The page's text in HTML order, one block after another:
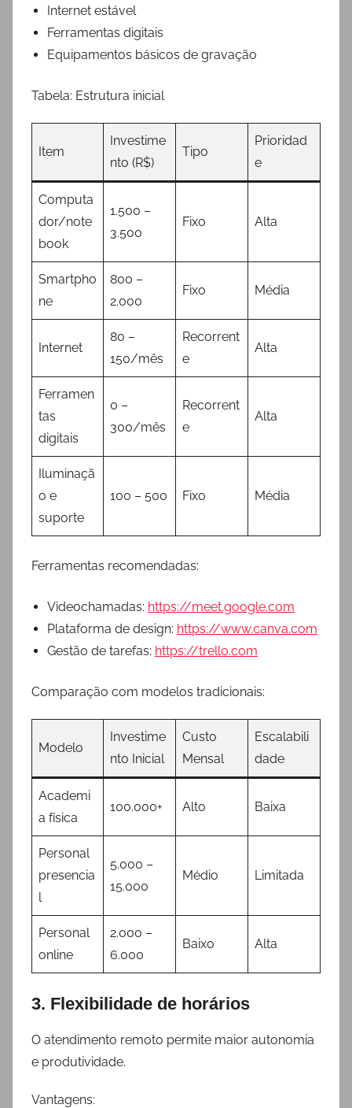
Internet estável
Ferramentas digitais
Equipamentos básicos de gravação
Tabela: Estrutura inicial
Item
Investime
nto (R$)
Tipo
Prioridad
e
Computa
dor/note
book
1.500 –
3.500
Fixo Alta
Smartpho
ne
800 –
2.000
Fixo Média
Internet
80 –
150/mês
Recorrent
e
Alta
Ferramen
tas
digitais
0 –
300/mês
Recorrent
e
Alta
Iluminaçã
o e
suporte
100 – 500 Fixo Média
Ferramentas recomendadas:
Videochamadas: https://meet.google.com
Plataforma de design: https://www.canva.com
Gestão de tarefas: https://trello.com
Comparação com modelos tradicionais:
Modelo
Investime
nto Inicial
Custo
Mensal
Escalabili
dade
Academi
a física
100.000+ Alto Baixa
Personal
presencia
l
5.000 –
15.000
Médio Limitada
Personal
online
2.000 –
6.000
Baixo Alta
3. Flexibilidade de horários
O atendimento remoto permite maior autonomia
e produtividade.
Vantagens: